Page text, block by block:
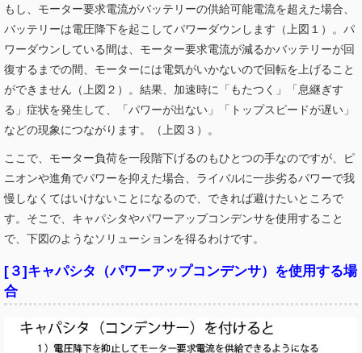
もし、モーター要求電流がバッテリーの供給可能電流を超えた場合、
バッテリーは電圧降下を起こしてパワーダウンします（上図１）。パ
ワーダウンしている間は、モーター要求電流が減るかバッテリーが回
復するまでの間、モーターには電気がいかないので回転を上げること
ができません（上図２）。結果、加速時に「もたつく」「息継ぎす
る」症状を発生して、「パワーが出ない」「トップスピードが遅い」
などの現象につながります。（上図３）。
ここで、モーター負荷を一段階下げるのもひとつの手なのですが、ピ
ニオンや進角でパワーを抑えた場合、ライバルに一歩劣るパワーで我
慢しなくてはいけないことになるので、できれば避けたいところで
す。そこで、キャパシタやパワーアップコンデンサを使用すること
で、下図のようなソリューションを得るわけです。
[３]キャパシタ（パワーアップコンデンサ）を使用する場
合